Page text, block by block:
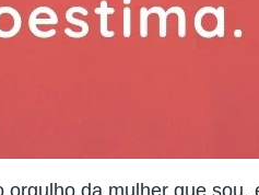
orgulho da mulher que sou,